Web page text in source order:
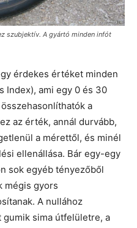
szubjektív. A gyártó minden infót
érdekes értéket minden
Index), ami egy 0 és 30
a
az érték, annál durvább,
a mérettől, és minél
ellenállása. Bár egy-egy
sok egyéb tényezőből
mégis gyors
A nullához
sima útfelületre, a